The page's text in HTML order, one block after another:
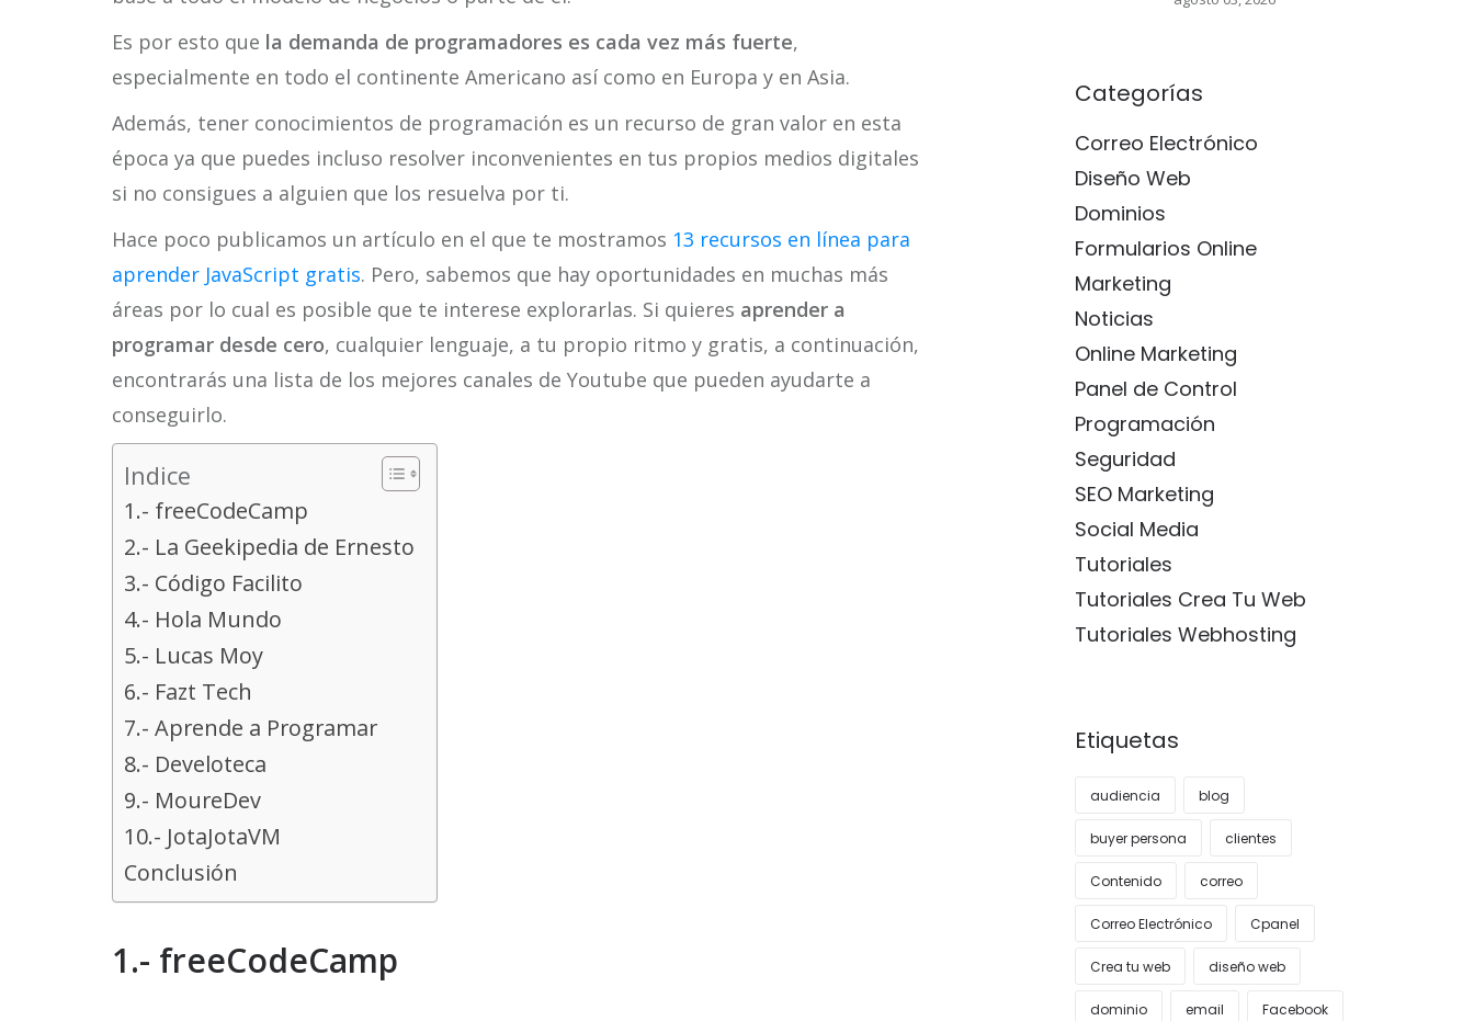
Es por esto que la demanda de programadores es cada vez más fuerte,
especialmente en todo el continente Americano así como en Europa y en Asia.
Además, tener conocimientos de programación es un recurso de gran valor en esta
época ya que puedes incluso resolver inconvenientes en tus propios medios digitales
si no consigues a alguien que los resuelva por ti.
Hace poco publicamos un artículo en el que te mostramos 13 recursos en línea para
aprender JavaScript gratis. Pero, sabemos que hay oportunidades en muchas más
áreas por lo cual es posible que te interese explorarlas. Si quieres aprender a
programar desde cero, cualquier lenguaje, a tu propio ritmo y gratis, a continuación,
encontrarás una lista de los mejores canales de Youtube que pueden ayudarte a
conseguirlo.
Indice
1.- freeCodeCamp
2.- La Geekipedia de Ernesto
3.- Código Facilito
4.- Hola Mundo
5.- Lucas Moy
6.- Fazt Tech
7.- Aprende a Programar
8.- Develoteca
9.- MoureDev
10.- JotaJotaVM
Conclusión
1.- freeCodeCamp
Categorías
Correo Electrónico
Diseño Web
Dominios
Formularios Online
Marketing
Noticias
Online Marketing
Panel de Control
Programación
Seguridad
SEO Marketing
Social Media
Tutoriales
Tutoriales Crea Tu Web
Tutoriales Webhosting
Etiquetas
audiencia blog
buyer persona clientes
Contenido correo
Correo Electrónico Cpanel
Crea tu web diseño web
dominio email Facebook